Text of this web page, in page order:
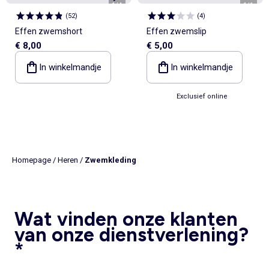
1/4
(52)
Effen zwemshort
€ 8,00
In winkelmandje
1/1
(4)
Effen zwemslip
€ 5,00
In winkelmandje
Exclusief online
Homepage / Heren / Zwemkleding
Wat vinden onze klanten
van onze dienstverlening?
*